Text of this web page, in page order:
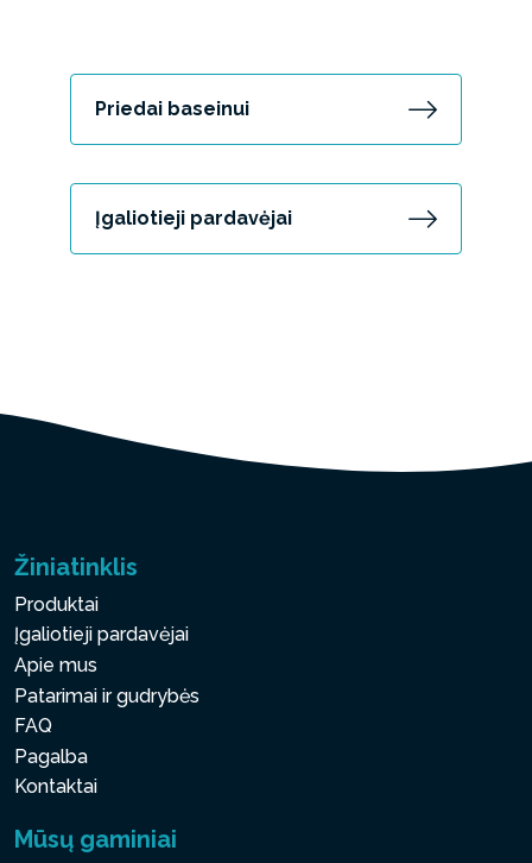
Priedai baseinui
Įgaliotieji pardavėjai
Žiniatinklis
Produktai
Įgaliotieji pardavėjai
Apie mus
Patarimai ir gudrybės
FAQ
Pagalba
Kontaktai
Mūsų gaminiai